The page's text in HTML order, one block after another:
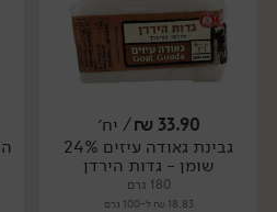
יח׳
33.90
₪/ יח׳
גבינת גאודה עיזים 24%
שומן - גדות הירדן
180 גרם
18.83 ₪ ל-100 גרם